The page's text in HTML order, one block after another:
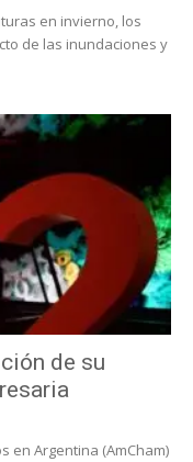
en invierno, los
de las inundaciones y
de su
en Argentina (AmCham)